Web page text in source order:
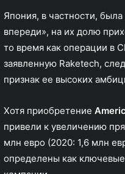
Япония, в частности,
впереди», на их долю
то время как операции в
заявленную Raketech,
признак ее высоких
Хотя приобретение
привели к увеличению
млн евро (2020: 1,6 млн
определены как